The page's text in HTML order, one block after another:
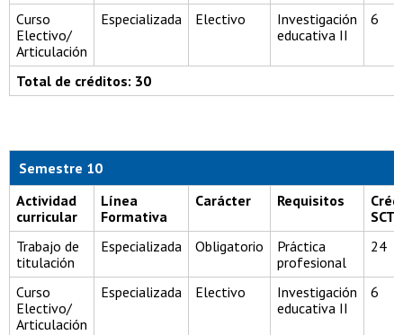
Curso
Electivo/
Articulación
Especializada Electivo
Investigación
educativa II
6
Total de créditos: 30
Semestre 10
Actividad
curricular
Línea
Formativa
Carácter Requisitos
SCT
Trabajo de
titulación
Especializada Obligatorio
Práctica
profesional
24
Curso
Electivo/
Articulación
Especializada Electivo
Investigación
educativa II
6